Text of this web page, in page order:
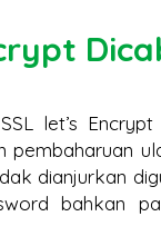
let’s
dianjurkan
bahkan